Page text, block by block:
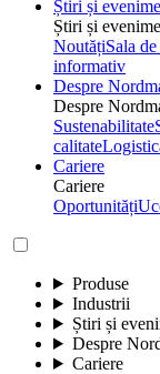
Știri și
Știri și
NoutățiSala de
informativ
Despre
Despre
Sustenabilitate
calitate
Cariere
Cariere
Oportunități
Produse
Industrii
Știri și
Despre
Cariere